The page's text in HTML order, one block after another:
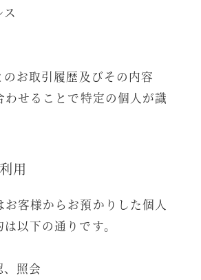
お取引履歴及びその内容
せることで特定の個人が識
用
お客様からお預かりした個人
以下の通りです。
照会